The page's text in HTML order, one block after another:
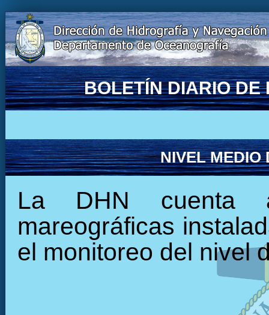
BOLETÍN DIARIO DE
NIVEL MEDIO
La DHN cuenta
mareográficas
el monitoreo del nivel